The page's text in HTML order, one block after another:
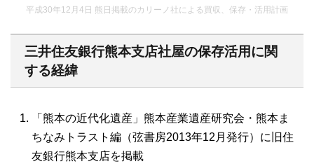
平成30年12月4日 熊日掲載のカリーノ社による買収、保存・活用計画
三井住友銀行熊本支店社屋の保存活用に関
する経緯
「熊本の近代化遺産」熊本産業遺産研究会・熊本ま
ちなみトラスト編（弦書房2013年12月発行）に旧住
友銀行熊本支店を掲載